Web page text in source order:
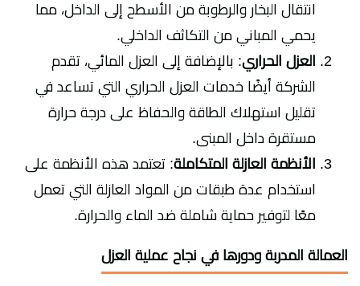
انتقال البخار والرطوبة من الأسطح إلى الداخل، مما
يحمي المباني من التكاثف الداخلي.
العزل الحراري: بالإضافة إلى العزل المائي، تقدم
الشركة أيضًا خدمات العزل الحراري التي تساعد في
تقليل استهلاك الطاقة والحفاظ على درجة حرارة
مستقرة داخل المبنى.
الأنظمة العازلة المتكاملة: تعتمد هذه الأنظمة على
استخدام عدة طبقات من المواد العازلة التي تعمل
معًا لتوفير حماية شاملة ضد الماء والحرارة.
العمالة المدربة ودورها في نجاح عملية العزل